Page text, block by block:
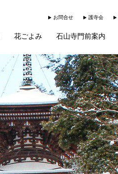
お問合せ 護寺会
花ごよみ 石山寺門前案内